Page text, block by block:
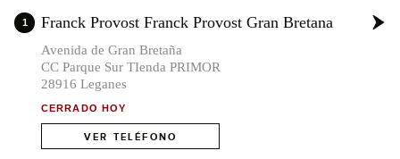
+
1 Franck Provost Franck Provost Gran Bretana
Avenida de Gran Bretaña
CC Parque Sur TIenda PRIMOR
28916 Leganes
CERRADO HOY
VER TELÉFONO